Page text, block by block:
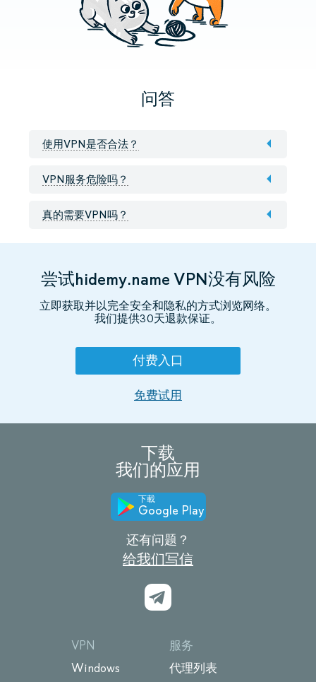
问答
使用VPN是否合法？
VPN服务危险吗？
真的需要VPN吗？
尝试hidemy.name VPN没有风险
立即获取并以完全安全和隐私的方式浏览网络。
我们提供30天退款保证。
付费入口
免费试用
下载
我们的应用
下載
Google Play
还有问题？
给我们写信
VPN
Windows
服务
代理列表